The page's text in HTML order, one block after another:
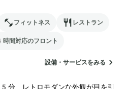
フィットネス レストラン
間対応のフロント
設備・サービスをみる
、レトロモダンな外観が目を引